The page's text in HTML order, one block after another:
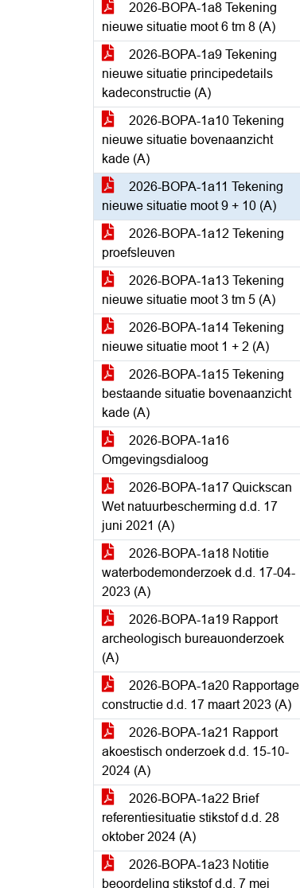
2026-BOPA-1a8 Tekening
nieuwe situatie moot 6 tm 8 (A)
2026-BOPA-1a9 Tekening
nieuwe situatie principedetails
kadeconstructie (A)
2026-BOPA-1a10 Tekening
nieuwe situatie bovenaanzicht
kade (A)
2026-BOPA-1a11 Tekening
nieuwe situatie moot 9 + 10 (A)
2026-BOPA-1a12 Tekening
proefsleuven
2026-BOPA-1a13 Tekening
nieuwe situatie moot 3 tm 5 (A)
2026-BOPA-1a14 Tekening
nieuwe situatie moot 1 + 2 (A)
2026-BOPA-1a15 Tekening
bestaande situatie bovenaanzicht
kade (A)
2026-BOPA-1a16
Omgevingsdialoog
2026-BOPA-1a17 Quickscan
Wet natuurbescherming d.d. 17
juni 2021 (A)
2026-BOPA-1a18 Notitie
waterbodemonderzoek d.d. 17-04-
2023 (A)
2026-BOPA-1a19 Rapport
archeologisch bureauonderzoek
(A)
2026-BOPA-1a20 Rapportage
constructie d.d. 17 maart 2023 (A)
2026-BOPA-1a21 Rapport
akoestisch onderzoek d.d. 15-10-
2024 (A)
2026-BOPA-1a22 Brief
referentiesituatie stikstof d.d. 28
oktober 2024 (A)
2026-BOPA-1a23 Notitie
beoordeling stikstof d.d. 7 mei